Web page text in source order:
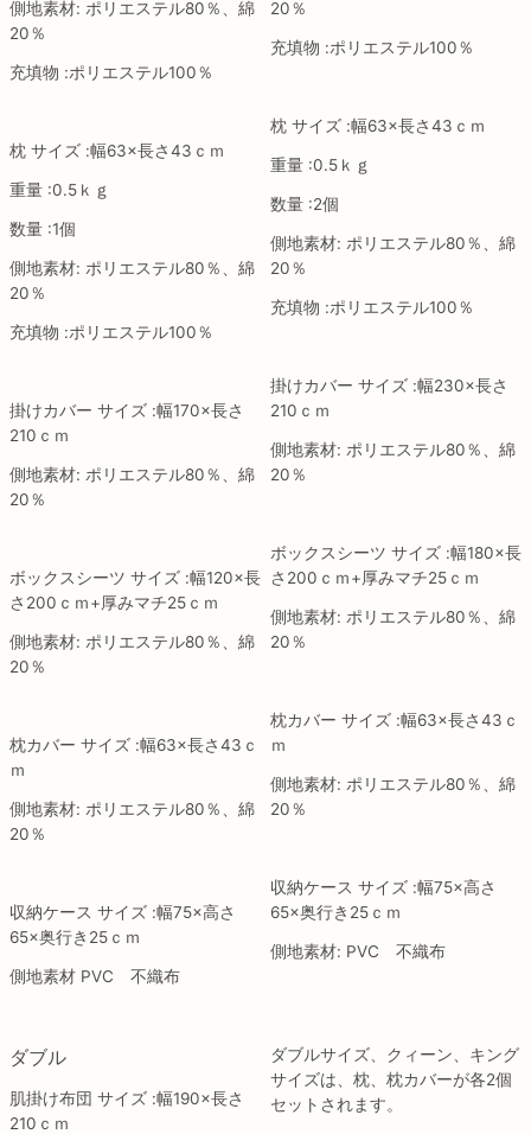
側地素材: ポリエステル80％、綿
20％
充填物 :ポリエステル100％
枕 サイズ :幅63×長さ43ｃｍ
重量 :0.5ｋｇ
数量 :1個
側地素材: ポリエステル80％、綿
20％
充填物 :ポリエステル100％
掛けカバー サイズ :幅170×長さ
210ｃｍ
側地素材: ポリエステル80％、綿
20％
ボックスシーツ サイズ :幅120×長
さ200ｃｍ+厚みマチ25ｃｍ
側地素材: ポリエステル80％、綿
20％
枕カバー サイズ :幅63×長さ43ｃ
ｍ
側地素材: ポリエステル80％、綿
20％
収納ケース サイズ :幅75×高さ
65×奥行き25ｃｍ
側地素材 PVC 不織布
ダブル
肌掛け布団 サイズ :幅190×長さ
210ｃｍ
20％
充填物 :ポリエステル100％
枕 サイズ :幅63×長さ43ｃｍ
重量 :0.5ｋｇ
数量 :2個
側地素材: ポリエステル80％、綿
20％
充填物 :ポリエステル100％
掛けカバー サイズ :幅230×長さ
210ｃｍ
側地素材: ポリエステル80％、綿
20％
ボックスシーツ サイズ :幅180×長
さ200ｃｍ+厚みマチ25ｃｍ
側地素材: ポリエステル80％、綿
20％
枕カバー サイズ :幅63×長さ43ｃ
ｍ
側地素材: ポリエステル80％、綿
20％
収納ケース サイズ :幅75×高さ
65×奥行き25ｃｍ
側地素材: PVC 不織布
ダブルサイズ、クィーン、キング
サイズは、枕、枕カバーが各2個
セットされます。